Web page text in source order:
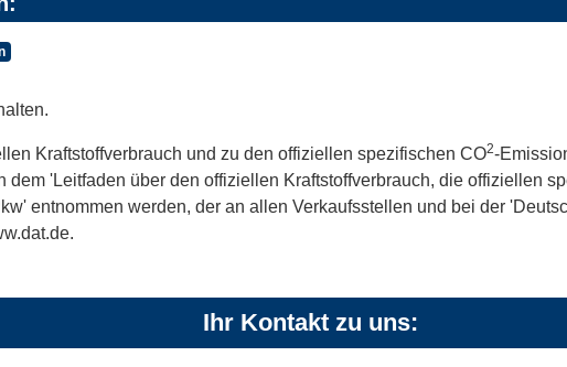
Kraftstoffverbrauch und zu den offiziellen spezifischen CO2-
dem 'Leitfaden über den offiziellen Kraftstoffverbrauch, die offiziellen
entnommen werden, der an allen Verkaufsstellen und bei der
Ihr Kontakt zu uns: